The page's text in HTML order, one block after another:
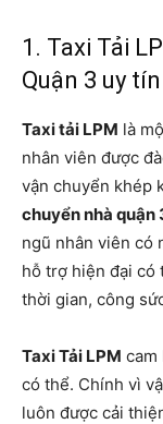
1. Taxi Tải
Quận 3 uy tín
Taxi tải LPM là
nhân viên được
vận chuyển khép
chuyển nhà quận
ngũ nhân viên có
hỗ trợ hiện đại có
thời gian, công
Taxi Tải LPM cam
có thể. Chính vì
luôn được cải